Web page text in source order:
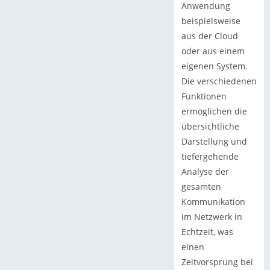
Anwendung
beispielsweise
aus der Cloud
oder aus einem
eigenen System.
Die verschiedenen
Funktionen
ermöglichen die
übersichtliche
Darstellung und
tiefergehende
Analyse der
gesamten
Kommunikation
im Netzwerk in
Echtzeit, was
einen
Zeitvorsprung bei